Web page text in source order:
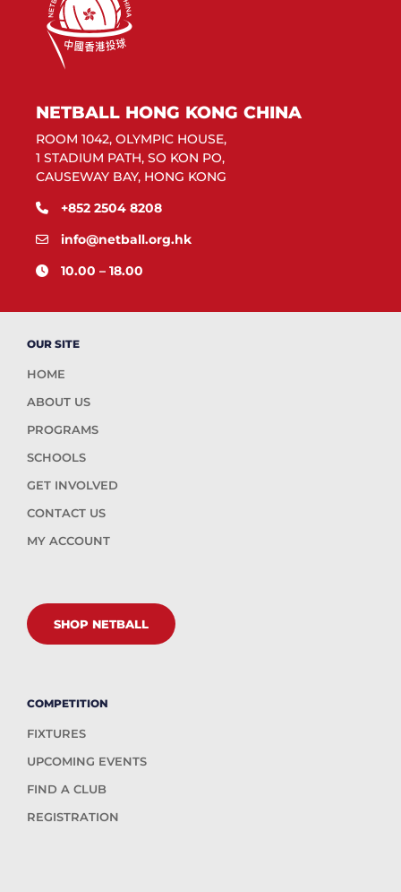
NETBALL HONG KONG CHINA
ROOM 1042, OLYMPIC HOUSE,
1 STADIUM PATH, SO KON PO,
CAUSEWAY BAY, HONG KONG
+852 2504 8208
info@netball.org.hk
10.00 – 18.00
OUR SITE
HOME
ABOUT US
PROGRAMS
SCHOOLS
GET INVOLVED
CONTACT US
MY ACCOUNT
SHOP NETBALL
COMPETITION
FIXTURES
UPCOMING EVENTS
FIND A CLUB
REGISTRATION